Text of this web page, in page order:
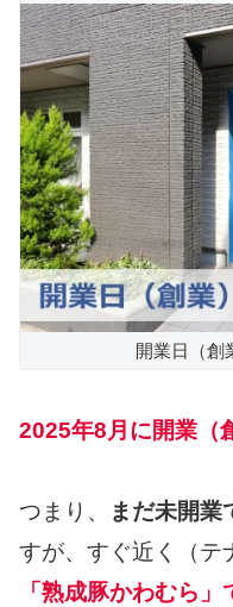
開業日（創
2025年8月に開業（
つまり、 まだ未開業
すが、すぐ近く（テ
「熟成豚かわむら